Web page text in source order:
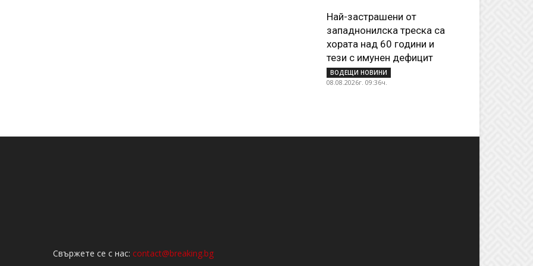
Най-застрашени от
западнонилска треска са
хората над 60 години и
тези с имунен дефицит
ВОДЕЩИ НОВИНИ
08.08.2026г. 09:36ч.
Свържете се с нас: contact@breaking.bg